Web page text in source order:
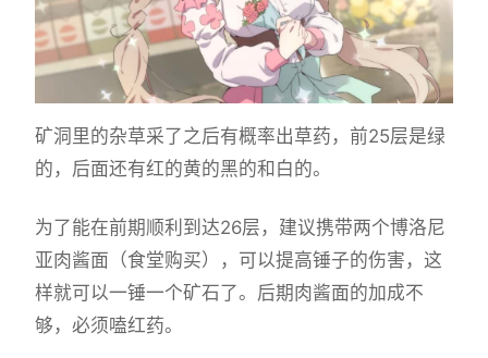
矿洞里的杂草采了之后有概率出草药，前25层是绿
的，后面还有红的黄的黑的和白的。
为了能在前期顺利到达26层，建议携带两个博洛尼
亚肉酱面（食堂购买），可以提高锤子的伤害，这
样就可以一锤一个矿石了。后期肉酱面的加成不
够，必须嗑红药。